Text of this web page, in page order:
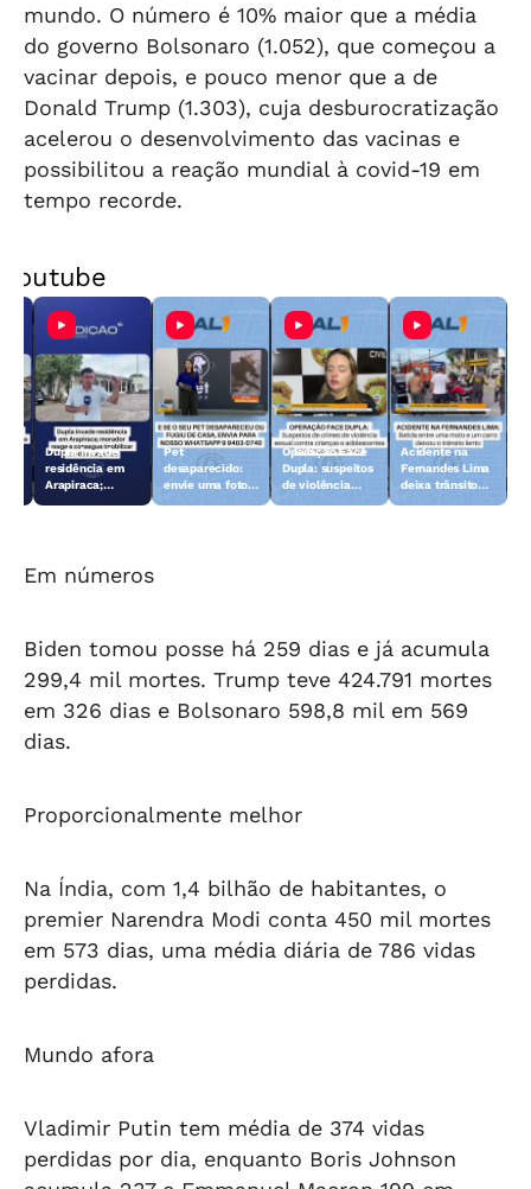
mundo. O número é 10% maior que a média
do governo Bolsonaro (1.052), que começou a
vacinar depois, e pouco menor que a de
Donald Trump (1.303), cuja desburocratização
acelerou o desenvolvimento das vacinas e
possibilitou a reação mundial à covid-19 em
tempo recorde.
Dupla invade
residência em
Arapiraca;
Pet
desaparecido:
envie uma foto
Operação Face
Dupla: suspeitos
de violência
Acidente na
Fernandes Lima
deixa trânsito
Em números
Biden tomou posse há 259 dias e já acumula
299,4 mil mortes. Trump teve 424.791 mortes
em 326 dias e Bolsonaro 598,8 mil em 569
dias.
Proporcionalmente melhor
Na Índia, com 1,4 bilhão de habitantes, o
premier Narendra Modi conta 450 mil mortes
em 573 dias, uma média diária de 786 vidas
perdidas.
Mundo afora
Vladimir Putin tem média de 374 vidas
perdidas por dia, enquanto Boris Johnson